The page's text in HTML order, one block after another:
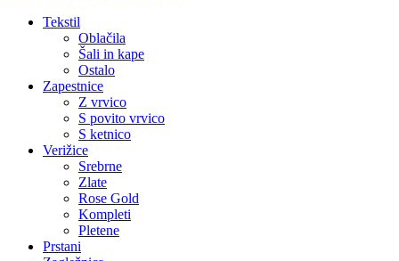
Tekstil
Oblačila
Šali in kape
Ostalo
Zapestnice
Z vrvico
S povito vrvico
S ketnico
Verižice
Srebrne
Zlate
Rose Gold
Kompleti
Pletene
Prstani